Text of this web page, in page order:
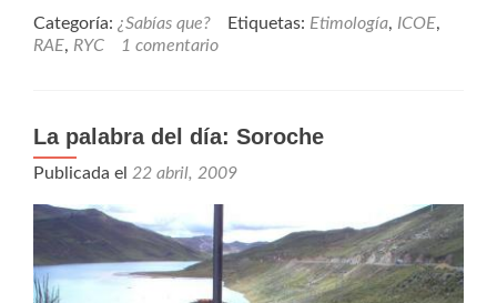
Categoría: ¿Sabías que? Etiquetas: Etimología, ICOE,
RAE, RYC 1 comentario
La palabra del día: Soroche
Publicada el 22 abril, 2009